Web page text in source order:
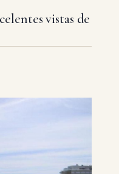
vistas de